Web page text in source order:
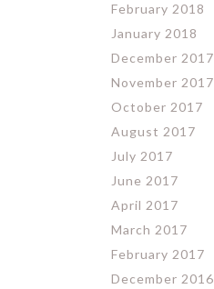
February 2018
January 2018
December 2017
November 2017
October 2017
August 2017
July 2017
June 2017
April 2017
March 2017
February 2017
December 2016